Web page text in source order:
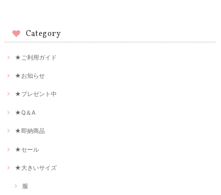
Category
★ご利用ガイド
★お知らせ
★プレゼント中
★Q＆A
★即納商品
★セール
★大きいサイズ
服